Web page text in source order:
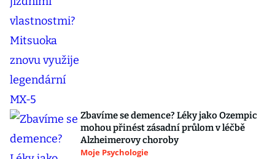
Zbavíme se demence? Léky jako Ozempic
mohou přinést zásadní průlom v léčbě
Alzheimerovy choroby
Moje Psychologie